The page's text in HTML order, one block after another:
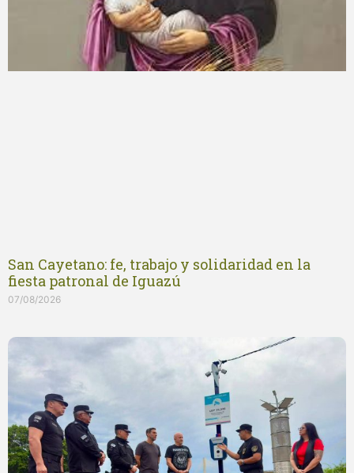
San Cayetano: fe, trabajo y solidaridad en la
fiesta patronal de Iguazú
07/08/2026